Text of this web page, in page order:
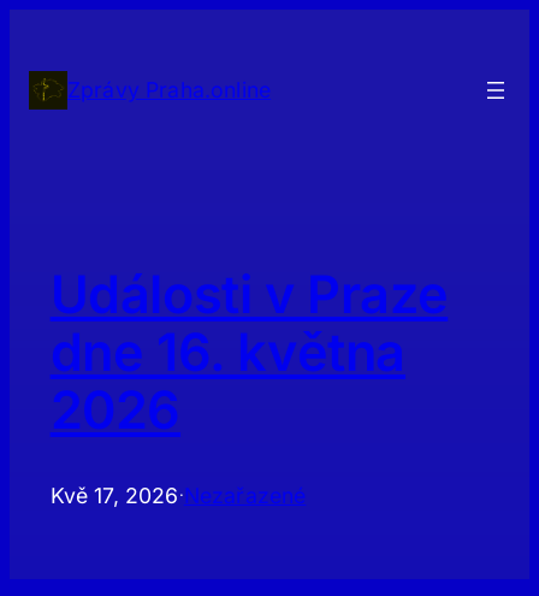
obsahZprávy Praha.online
Události v Praze
dne 16. května
2026
Kvě 17, 2026 ·Nezařazené